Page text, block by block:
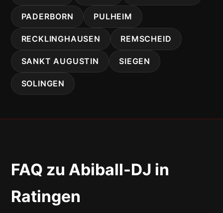
PADERBORN PULHEIM
RECKLINGHAUSEN REMSCHEID
SANKT AUGUSTIN SIEGEN
SOLINGEN
FAQ zu Abiball-DJ in
Ratingen